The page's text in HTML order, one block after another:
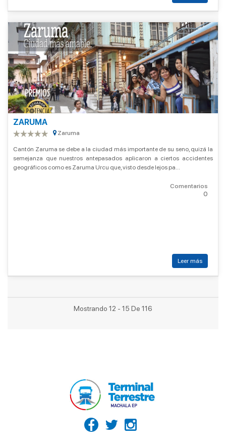
ZARUMA
Zaruma
Cantón Zaruma se debe a la ciudad más importante de su seno, quizá la
semejanza que nuestros antepasados aplicaron a ciertos accidentes
geográficos como es Zaruma Urcu que, visto desde lejos pa...
Comentarios
0
Leer más
Mostrando 12 - 15 De 116